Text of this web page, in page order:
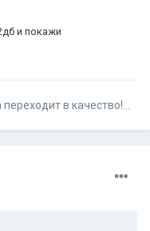
и покажи
в качество!...